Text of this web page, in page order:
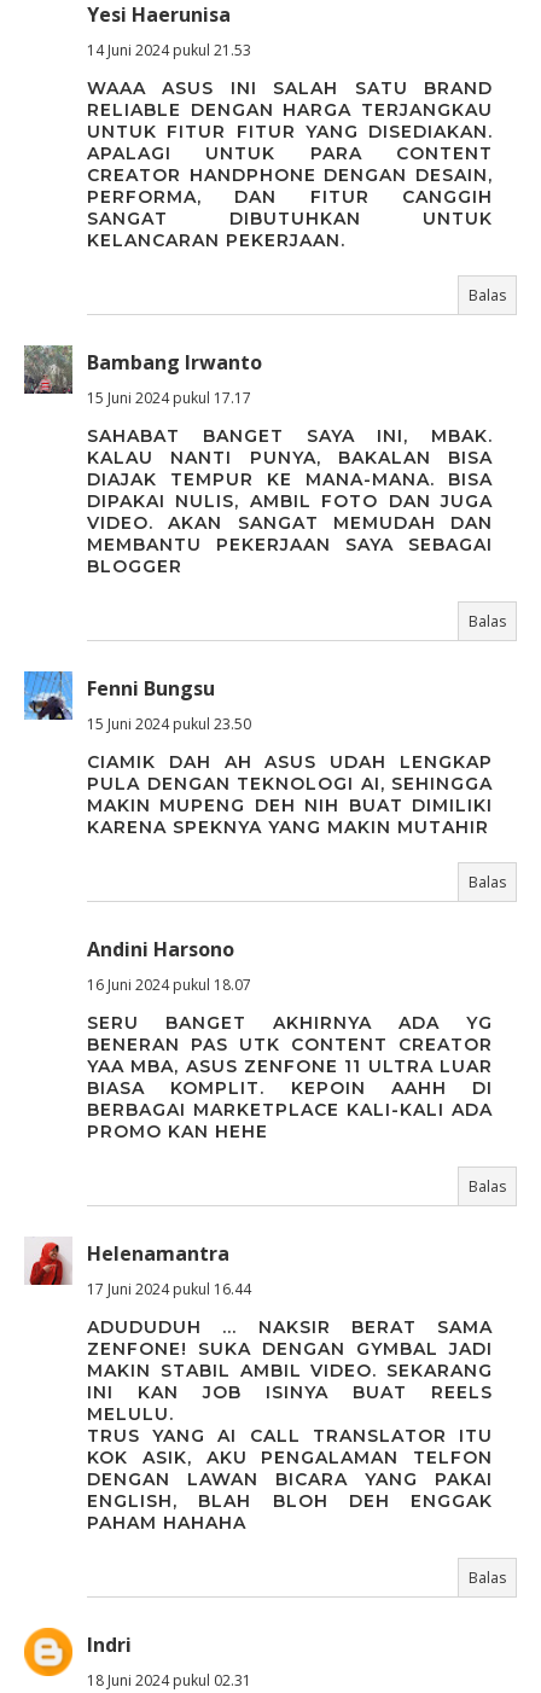
Yesi Haerunisa
14 Juni 2024 pukul 21.53
WAAA ASUS INI SALAH SATU BRAND
RELIABLE DENGAN HARGA TERJANGKAU
UNTUK FITUR FITUR YANG DISEDIAKAN.
APALAGI UNTUK PARA CONTENT
CREATOR HANDPHONE DENGAN DESAIN,
PERFORMA, DAN FITUR CANGGIH
SANGAT DIBUTUHKAN UNTUK
KELANCARAN PEKERJAAN.
Balas
Bambang Irwanto
15 Juni 2024 pukul 17.17
SAHABAT BANGET SAYA INI, MBAK.
KALAU NANTI PUNYA, BAKALAN BISA
DIAJAK TEMPUR KE MANA-MANA. BISA
DIPAKAI NULIS, AMBIL FOTO DAN JUGA
VIDEO. AKAN SANGAT MEMUDAH DAN
MEMBANTU PEKERJAAN SAYA SEBAGAI
BLOGGER
Balas
Fenni Bungsu
15 Juni 2024 pukul 23.50
CIAMIK DAH AH ASUS UDAH LENGKAP
PULA DENGAN TEKNOLOGI AI, SEHINGGA
MAKIN MUPENG DEH NIH BUAT DIMILIKI
KARENA SPEKNYA YANG MAKIN MUTAHIR
Balas
Andini Harsono
16 Juni 2024 pukul 18.07
SERU BANGET AKHIRNYA ADA YG
BENERAN PAS UTK CONTENT CREATOR
YAA MBA, ASUS ZENFONE 11 ULTRA LUAR
BIASA KOMPLIT. KEPOIN AAHH DI
BERBAGAI MARKETPLACE KALI-KALI ADA
PROMO KAN HEHE
Balas
Helenamantra
17 Juni 2024 pukul 16.44
ADUDUDUH ... NAKSIR BERAT SAMA
ZENFONE! SUKA DENGAN GYMBAL JADI
MAKIN STABIL AMBIL VIDEO. SEKARANG
INI KAN JOB ISINYA BUAT REELS
MELULU.
TRUS YANG AI CALL TRANSLATOR ITU
KOK ASIK, AKU PENGALAMAN TELFON
DENGAN LAWAN BICARA YANG PAKAI
ENGLISH, BLAH BLOH DEH ENGGAK
PAHAM HAHAHA
Balas
Indri
18 Juni 2024 pukul 02.31